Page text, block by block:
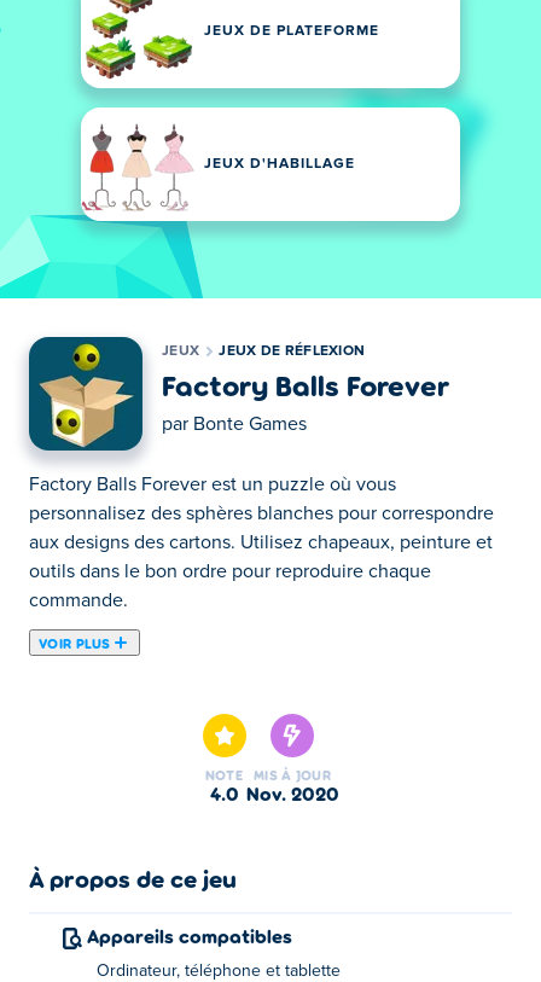
JEUX DE PLATEFORME
JEUX D'HABILLAGE
JEUX JEUX DE RÉFLEXION
Factory Balls Forever
par Bonte Games
Factory Balls Forever est un puzzle où vous
personnalisez des sphères blanches pour correspondre
aux designs des cartons. Utilisez chapeaux, peinture et
outils dans le bon ordre pour reproduire chaque
commande.
VOIR PLUS
NOTE
4.0
MIS À JOUR
nov. 2020
À propos de ce jeu
Appareils compatibles
Ordinateur, téléphone et tablette